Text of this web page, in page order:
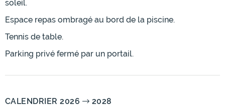
soleil.
Espace repas ombragé au bord de la piscine.
Tennis de table.
Parking privé fermé par un portail.
CALENDRIER 2026 2028